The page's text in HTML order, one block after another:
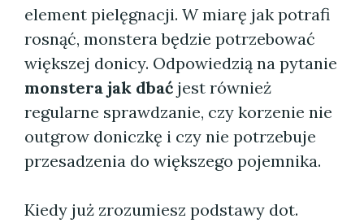
element pielęgnacji. W miarę jak potrafi
rosnąć, monstera będzie potrzebować
większej donicy. Odpowiedzią na pytanie
monstera jak dbać jest również
regularne sprawdzanie, czy korzenie nie
outgrow doniczkę i czy nie potrzebuje
przesadzenia do większego pojemnika.
Kiedy już zrozumiesz podstawy dot.